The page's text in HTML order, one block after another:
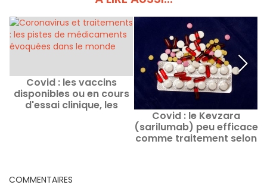
Covid : les vaccins
disponibles ou en cours
d'essai clinique, les
Covid : le Kevzara
(sarilumab) peu efficace
comme traitement selon
COMMENTAIRES